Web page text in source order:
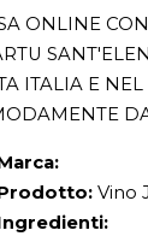
ONLINE
ITALIA E
Vino